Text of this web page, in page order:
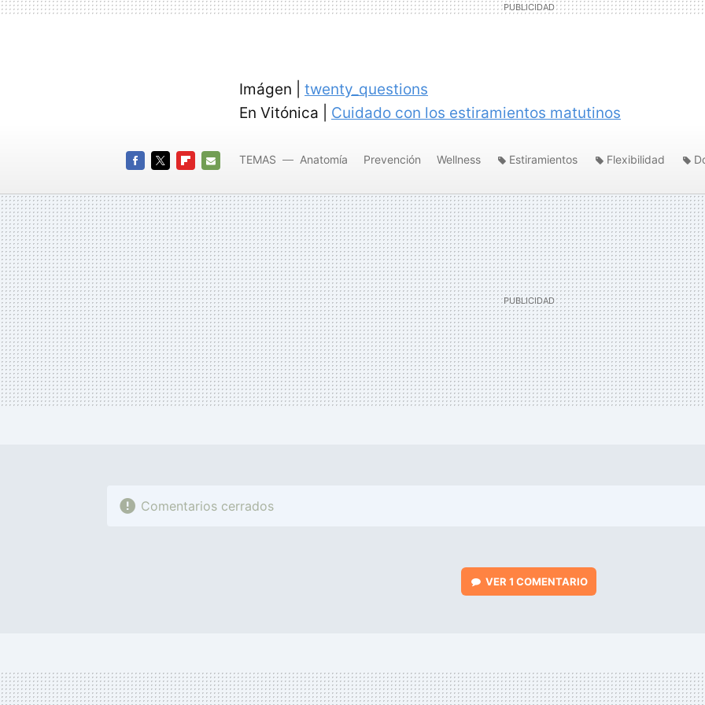
Imágen | twenty_questions
En Vitónica | Cuidado con los estiramientos matutinos
MAIL
TEMAS Anatomía Prevención Wellness Estiramientos Flexibilidad
Comentarios cerrados
VER 1 COMENTARIO